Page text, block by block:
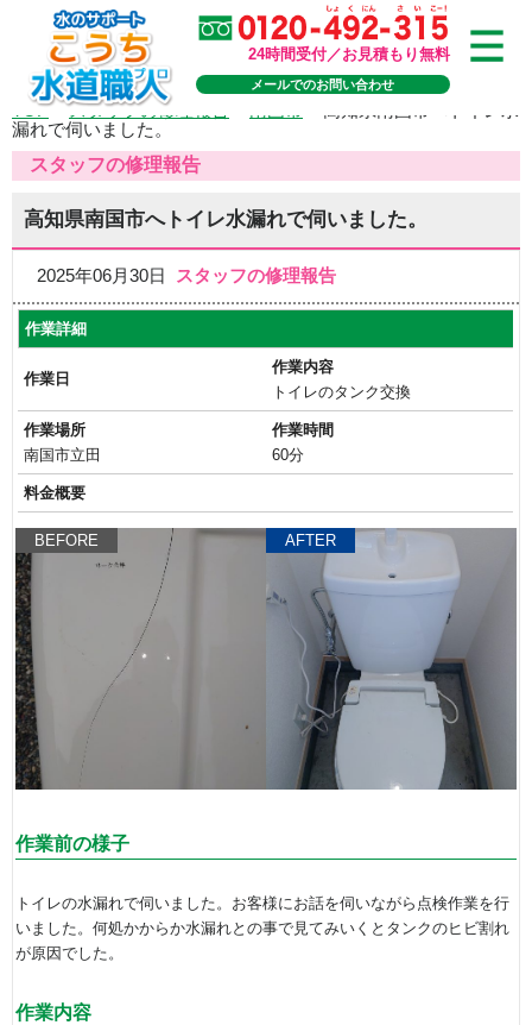
24時間受付／お見積もり無料
メールでのお問い合わせ
TOP>スタッフの修理報告
漏れで伺いました。
スタッフの修理報告
高知県南国市へトイレ水漏れで伺いました。
2025年06月30日 スタッフの修理報告
作業詳細
作業日
作業内容
トイレのタンク交換
作業場所
南国市立田
作業時間
60分
料金概要
BEFORE AFTER
作業前の様子
トイレの水漏れで伺いました。お客様にお話を伺いながら点検作業を行
いました。何処かからか水漏れとの事で見てみいくとタンクのヒビ割れ
が原因でした。
作業内容